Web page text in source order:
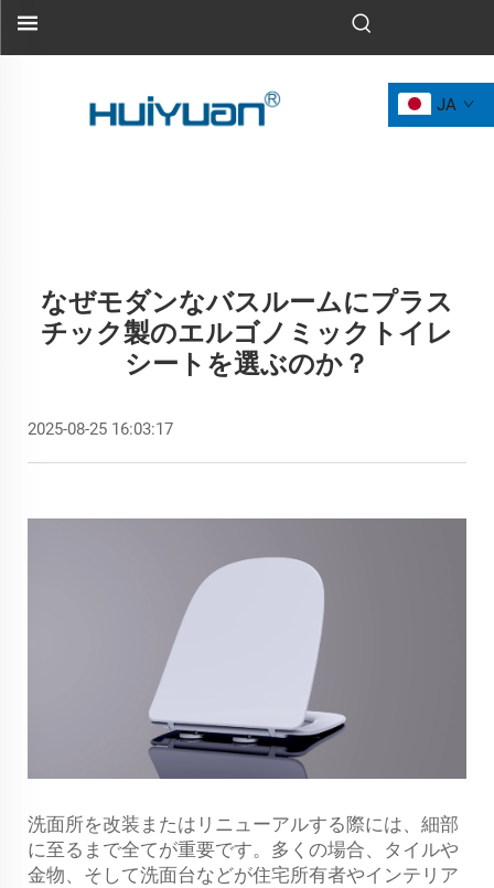
JA
なぜモダンなバスルームにプラス
チック製のエルゴノミックトイレ
シートを選ぶのか？
2025-08-25 16:03:17
洗面所を改装またはリニューアルする際には、細部
に至るまで全てが重要です。多くの場合、タイルや
金物、そして洗面台などが住宅所有者やインテリア